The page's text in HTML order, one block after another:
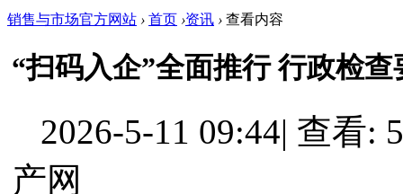
销售与市场官方网站 › 首页 ›资讯 › 查看内容
“扫码入企”全面推行 行政检查
2026-5-11 09:44| 查看:
产网